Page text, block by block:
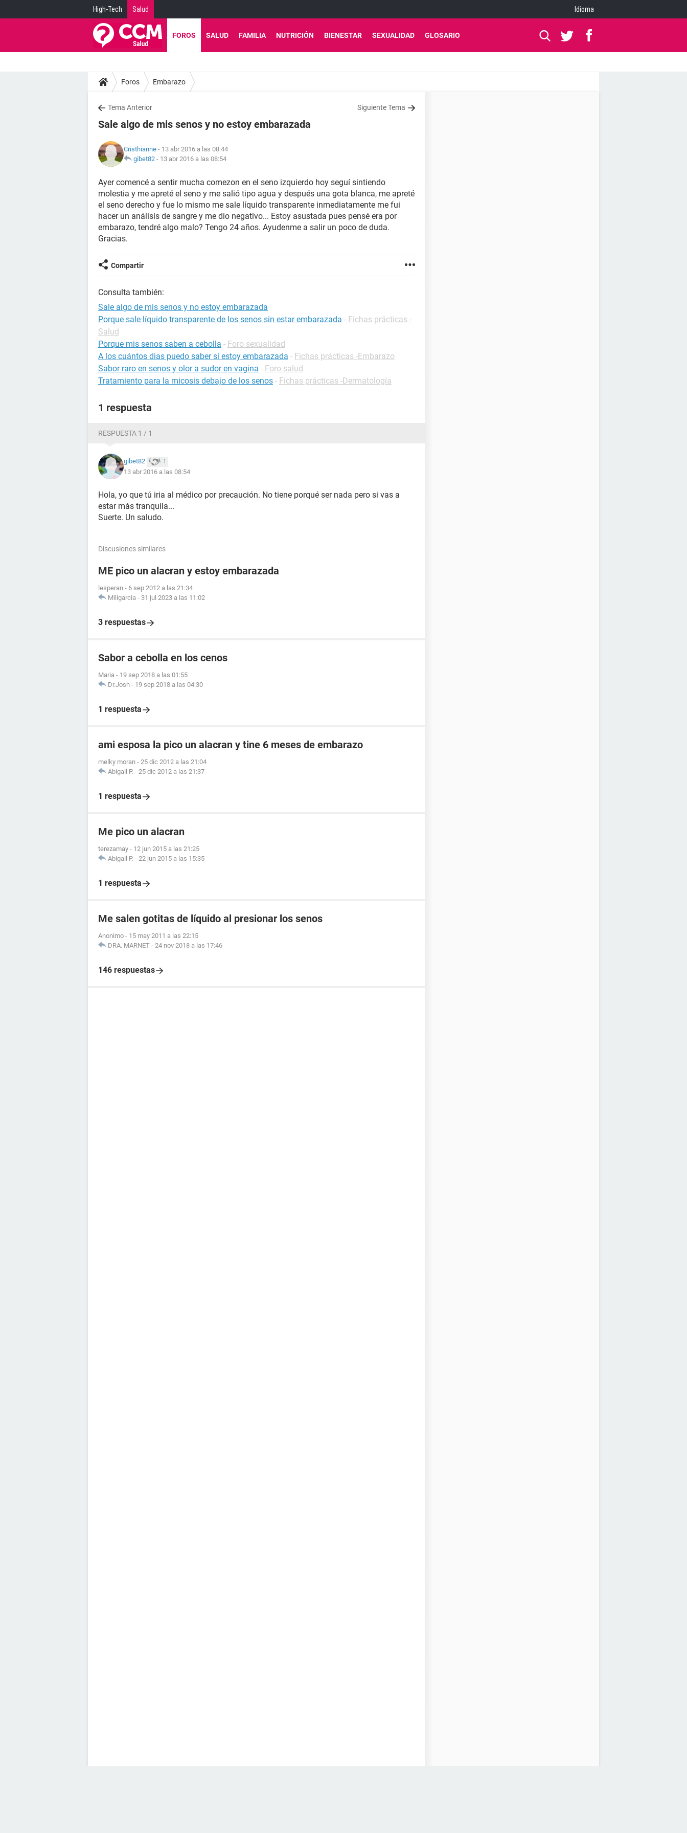
High-Tech Salud Idioma
FOROS SALUD FAMILIA NUTRICIÓN BIENESTAR SEXUALIDAD GLOSARIO
Foros Embarazo
Tema Anterior Siguiente Tema
Sale algo de mis senos y no estoy embarazada
Cristhianne - 13 abr 2016 a las 08:44
gibet82 - 13 abr 2016 a las 08:54
Ayer comencé a sentir mucha comezon en el seno izquierdo hoy seguí sintiendo
molestia y me apreté el seno y me salió tipo agua y después una gota blanca, me apreté
el seno derecho y fue lo mismo me sale líquido transparente inmediatamente me fui
hacer un análisis de sangre y me dio negativo... Estoy asustada pues pensé era por
embarazo, tendré algo malo? Tengo 24 años. Ayudenme a salir un poco de duda.
Gracias.
Compartir
Consulta también:
Sale algo de mis senos y no estoy embarazada
Porque sale líquido transparente de los senos sin estar embarazada - Fichas prácticas -
Salud
Porque mis senos saben a cebolla - Foro sexualidad
A los cuántos dias puedo saber si estoy embarazada - Fichas prácticas -Embarazo
Sabor raro en senos y olor a sudor en vagina - Foro salud
Tratamiento para la micosis debajo de los senos - Fichas prácticas -Dermatología
1 respuesta
RESPUESTA 1 / 1
gibet82 1
13 abr 2016 a las 08:54
Hola, yo que tú iria al médico por precaución. No tiene porqué ser nada pero si vas a
estar más tranquila...
Suerte. Un saludo.
Discusiones similares
ME pico un alacran y estoy embarazada
lesperan - 6 sep 2012 a las 21:34
Miligarcia - 31 jul 2023 a las 11:02
3 respuestas
Sabor a cebolla en los cenos
Maria - 19 sep 2018 a las 01:55
Dr.Josh - 19 sep 2018 a las 04:30
1 respuesta
ami esposa la pico un alacran y tine 6 meses de embarazo
melky moran - 25 dic 2012 a las 21:04
Abigail P. - 25 dic 2012 a las 21:37
1 respuesta
Me pico un alacran
terezamay - 12 jun 2015 a las 21:25
Abigail P. - 22 jun 2015 a las 15:35
1 respuesta
Me salen gotitas de líquido al presionar los senos
Anonimo - 15 may 2011 a las 22:15
DRA. MARNET - 24 nov 2018 a las 17:46
146 respuestas